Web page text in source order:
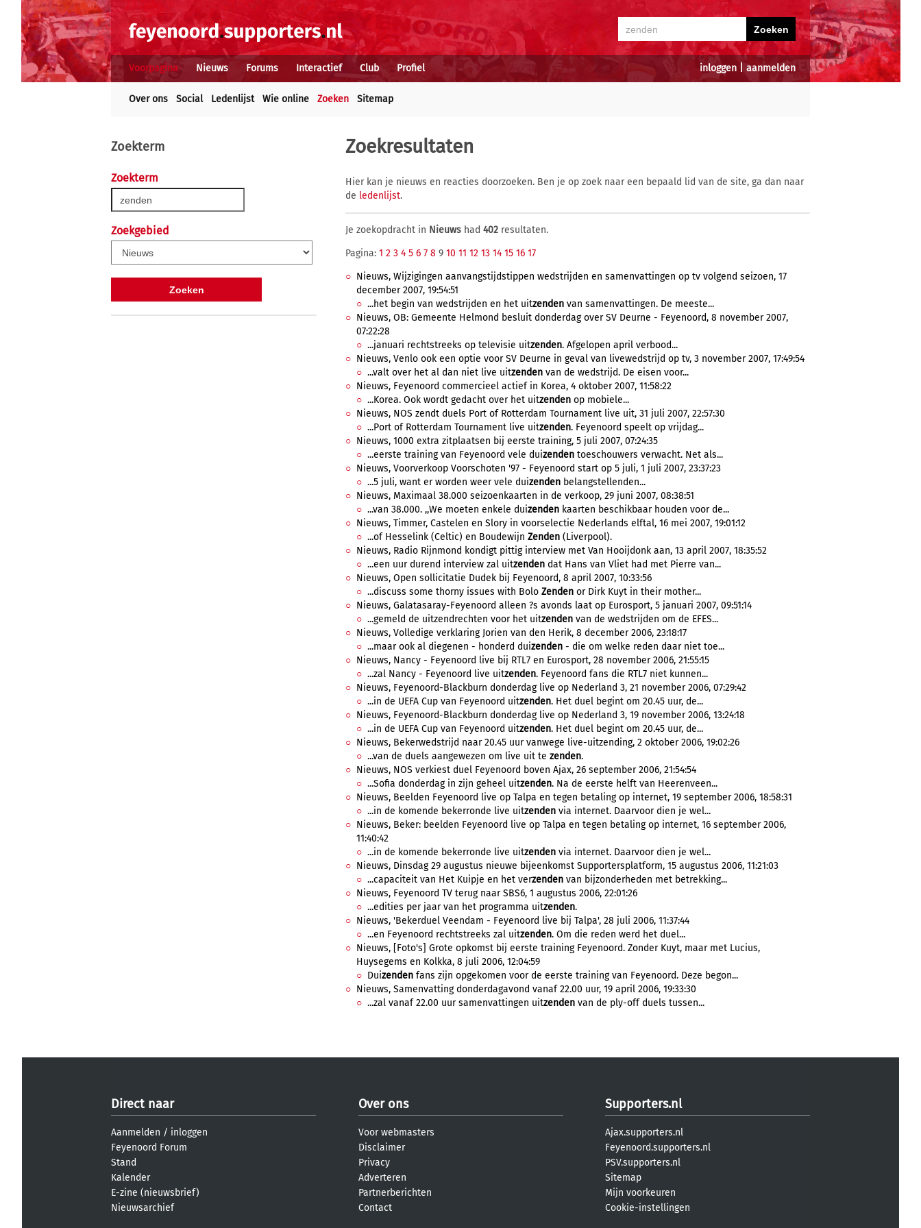
inloggen aanmelden
Voorpagina Nieuws Forums Interactief Club Profiel
Over ons Social Ledenlijst Wie online Zoeken Sitemap
Zoekterm
Zoekterm
Zoekgebied
Zoekresultaten
Hier kan je nieuws en reacties doorzoeken. Ben je op zoek naar een bepaald lid van de site, ga dan naar
de ledenlijst.
Je zoekopdracht in Nieuws had 402 resultaten.
Pagina: 1 2 3 4 5 6 7 8 9 10 11 12 13 14 15 16 17
Nieuws, Wijzigingen aanvangstijdstippen wedstrijden en samenvattingen op tv volgend seizoen, 17
december 2007, 19:54:51
...het begin van wedstrijden en het uitzenden van samenvattingen. De meeste...
Nieuws, OB: Gemeente Helmond besluit donderdag over SV Deurne - Feyenoord, 8 november 2007,
07:22:28
...januari rechtstreeks op televisie uitzenden. Afgelopen april verbood...
Nieuws, Venlo ook een optie voor SV Deurne in geval van livewedstrijd op tv, 3 november 2007, 17:49:54
...valt over het al dan niet live uitzenden van de wedstrijd. De eisen voor...
Nieuws, Feyenoord commercieel actief in Korea, 4 oktober 2007, 11:58:22
...Korea. Ook wordt gedacht over het uitzenden op mobiele...
Nieuws, NOS zendt duels Port of Rotterdam Tournament live uit, 31 juli 2007, 22:57:30
...Port of Rotterdam Tournament live uitzenden. Feyenoord speelt op vrijdag...
Nieuws, 1000 extra zitplaatsen bij eerste training, 5 juli 2007, 07:24:35
...eerste training van Feyenoord vele duizenden toeschouwers verwacht. Net als...
Nieuws, Voorverkoop Voorschoten '97 - Feyenoord start op 5 juli, 1 juli 2007, 23:37:23
...5 juli, want er worden weer vele duizenden belangstellenden...
Nieuws, Maximaal 38.000 seizoenkaarten in de verkoop, 29 juni 2007, 08:38:51
...van 38.000. ,,We moeten enkele duizenden kaarten beschikbaar houden voor de...
Nieuws, Timmer, Castelen en Slory in voorselectie Nederlands elftal, 16 mei 2007, 19:01:12
...of Hesselink (Celtic) en Boudewijn Zenden (Liverpool).
Nieuws, Radio Rijnmond kondigt pittig interview met Van Hooijdonk aan, 13 april 2007, 18:35:52
...een uur durend interview zal uitzenden dat Hans van Vliet had met Pierre van...
Nieuws, Open sollicitatie Dudek bij Feyenoord, 8 april 2007, 10:33:56
...discuss some thorny issues with Bolo Zenden or Dirk Kuyt in their mother...
Nieuws, Galatasaray-Feyenoord alleen ?s avonds laat op Eurosport, 5 januari 2007, 09:51:14
...gemeld de uitzendrechten voor het uitzenden van de wedstrijden om de EFES...
Nieuws, Volledige verklaring Jorien van den Herik, 8 december 2006, 23:18:17
...maar ook al diegenen - honderd duizenden - die om welke reden daar niet toe...
Nieuws, Nancy - Feyenoord live bij RTL7 en Eurosport, 28 november 2006, 21:55:15
...zal Nancy - Feyenoord live uitzenden. Feyenoord fans die RTL7 niet kunnen...
Nieuws, Feyenoord-Blackburn donderdag live op Nederland 3, 21 november 2006, 07:29:42
...in de UEFA Cup van Feyenoord uitzenden. Het duel begint om 20.45 uur, de...
Nieuws, Feyenoord-Blackburn donderdag live op Nederland 3, 19 november 2006, 13:24:18
...in de UEFA Cup van Feyenoord uitzenden. Het duel begint om 20.45 uur, de...
Nieuws, Bekerwedstrijd naar 20.45 uur vanwege live-uitzending, 2 oktober 2006, 19:02:26
...van de duels aangewezen om live uit te zenden.
Nieuws, NOS verkiest duel Feyenoord boven Ajax, 26 september 2006, 21:54:54
...Sofia donderdag in zijn geheel uitzenden. Na de eerste helft van Heerenveen...
Nieuws, Beelden Feyenoord live op Talpa en tegen betaling op internet, 19 september 2006, 18:58:31
...in de komende bekerronde live uitzenden via internet. Daarvoor dien je wel...
Nieuws, Beker: beelden Feyenoord live op Talpa en tegen betaling op internet, 16 september 2006,
11:40:42
...in de komende bekerronde live uitzenden via internet. Daarvoor dien je wel...
Nieuws, Dinsdag 29 augustus nieuwe bijeenkomst Supportersplatform, 15 augustus 2006, 11:21:03
...capaciteit van Het Kuipje en het verzenden van bijzonderheden met betrekking...
Nieuws, Feyenoord TV terug naar SBS6, 1 augustus 2006, 22:01:26
...edities per jaar van het programma uitzenden.
Nieuws, 'Bekerduel Veendam - Feyenoord live bij Talpa', 28 juli 2006, 11:37:44
...en Feyenoord rechtstreeks zal uitzenden. Om die reden werd het duel...
Nieuws, [Foto's] Grote opkomst bij eerste training Feyenoord. Zonder Kuyt, maar met Lucius,
Huysegems en Kolkka, 8 juli 2006, 12:04:59
Duizenden fans zijn opgekomen voor de eerste training van Feyenoord. Deze begon...
Nieuws, Samenvatting donderdagavond vanaf 22.00 uur, 19 april 2006, 19:33:30
...zal vanaf 22.00 uur samenvattingen uitzenden van de ply-off duels tussen...
Direct naar
Aanmelden / inloggen
Feyenoord Forum
Stand
Kalender
E-zine (nieuwsbrief)
Nieuwsarchief
Over ons
Voor webmasters
Disclaimer
Privacy
Adverteren
Partnerberichten
Contact
Supporters.nl
Ajax.supporters.nl
Feyenoord.supporters.nl
PSV.supporters.nl
Sitemap
Mijn voorkeuren
Cookie-instellingen